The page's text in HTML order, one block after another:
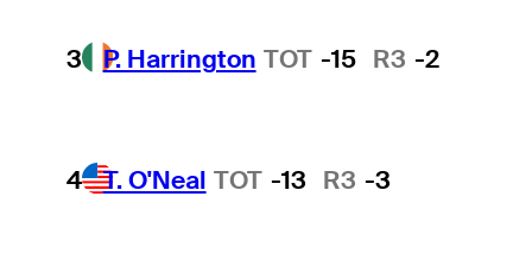
3 P. Harrington TOT -15 R3 -2
4 T. O'Neal TOT -13 R3 -3